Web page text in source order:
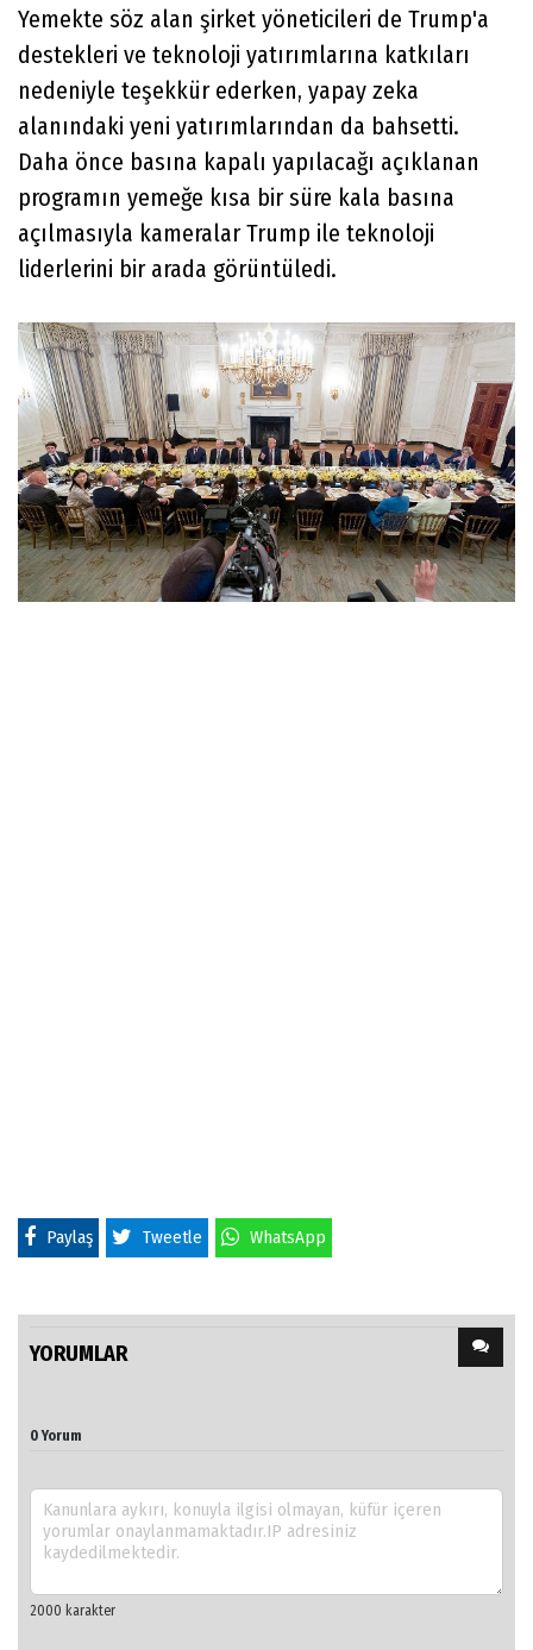
Yemekte söz alan şirket yöneticileri de Trump'a
destekleri ve teknoloji yatırımlarına katkıları
nedeniyle teşekkür ederken, yapay zeka
alanındaki yeni yatırımlarından da bahsetti.
Daha önce basına kapalı yapılacağı açıklanan
programın yemeğe kısa bir süre kala basına
açılmasıyla kameralar Trump ile teknoloji
liderlerini bir arada görüntüledi.
Paylaş Tweetle WhatsApp
YORUMLAR
0 Yorum